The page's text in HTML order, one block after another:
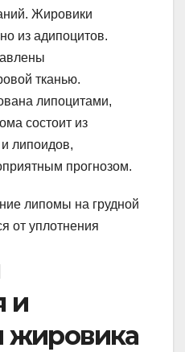
Жировики
из адипоцитов.
тканью.
липоцитами,
состоит из
липоидов,
прогнозом.
и